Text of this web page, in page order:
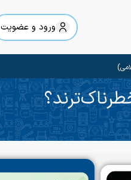
ورود و عضویت